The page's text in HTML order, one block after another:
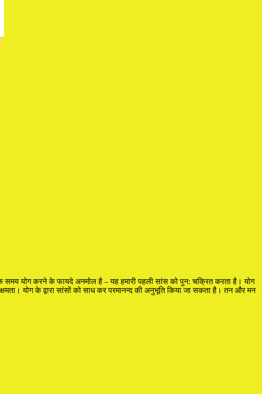
योग करने के फायदे अनमोल है – यह हमारी पहली सांस को पुन: चक्रित करता है। योग
योग के द्वारा सांसों को साध कर परमानन्द की अनुभूति किया जा सकता है। तन और मन